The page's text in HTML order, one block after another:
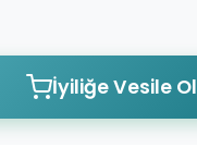
İyiliğe Vesile Ol